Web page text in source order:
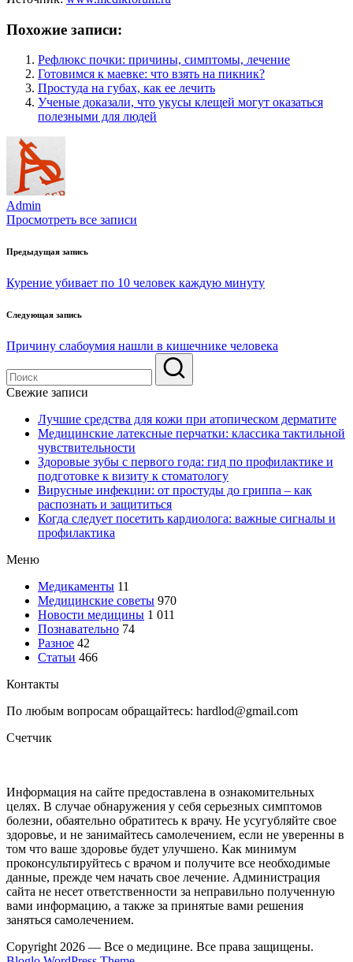
Похожие записи:
Рефлюкс почки: причины, симптомы, лечение
Готовимся к маевке: что взять на пикник?
Простуда на губах, как ее лечить
Ученые доказали, что укусы клещей могут оказаться
полезными для людей
Admin
Просмотреть все записи
Навигация
по
Предыдущая запись
Курение убивает по 10 человек каждую минуту
Следующая запись
Причину слабоумия нашли в кишечнике человека
Свежие записи
Лучшие средства для кожи при атопическом дерматите
Медицинские латексные перчатки: классика тактильной
чувствительности
Здоровые зубы с первого года: гид по профилактике и
подготовке к визиту к стоматологу
Вирусные инфекции: от простуды до гриппа – как
распознать и защититься
Когда следует посетить кардиолога: важные сигналы и
профилактика
Меню
Медикаменты 11
Медицинские советы 970
Новости медицины 1 011
Познавательно 74
Разное 42
Статьи 466
Контакты
По любым вопросам обращайтесь: hardlod@gmail.com
Счетчик
Информация на сайте предоставлена в ознакомительных
целях. В случае обнаружения у себя серьезных симптомов
болезни, обаятельно обратитесь к врачу. Не усугубляйте свое
здоровье, и не занимайтесь самолечением, если не уверенны в
том что ваше здоровье будет улучшено. Как минимум
проконсультируйтесь с врачом и получите все необходимые
данные, прежде чем начать свое лечение. Администрация
сайта не несет ответственности за неправильно полученную
вами информацию, а также за принятые вами решения
заняться самолечением.
Copyright 2026 — Все о медицине. Все права защищены.